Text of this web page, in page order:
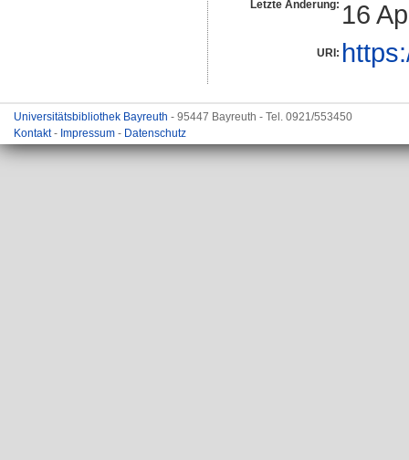
Letzte Änderung: 16
URI:
Universitätsbibliothek Bayreuth - 95447 Bayreuth - Tel. 0921/553450
Kontakt- Impressum - Datenschutz